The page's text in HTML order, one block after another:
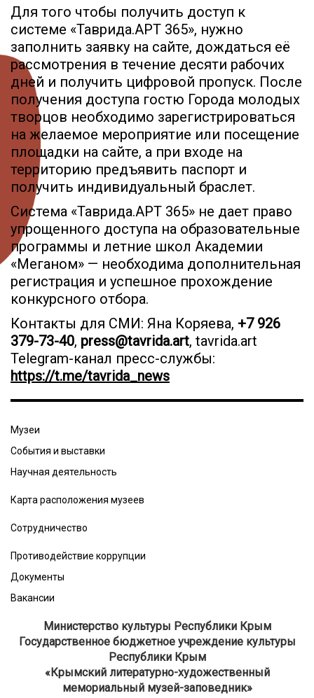
Для того чтобы получить доступ к
системе «Таврида.АРТ 365», нужно
заполнить заявку на сайте, дождаться её
рассмотрения в течение десяти рабочих
дней и получить цифровой пропуск. После
получения доступа гостю Города молодых
творцов необходимо зарегистрироваться
на желаемое мероприятие или посещение
площадки на сайте, а при входе на
территорию предъявить паспорт и
получить индивидуальный браслет.
Система «Таврида.АРТ 365» не дает право
упрощенного доступа на образовательные
программы и летние школ Академии
«Меганом» — необходима дополнительная
регистрация и успешное прохождение
конкурсного отбора.
Контакты для СМИ: Яна Коряева, +7 926
379-73-40, press@tavrida.art, tavrida.art
Telegram-канал пресс-службы:
https://t.me/tavrida_news
Музеи
События и выставки
Научная деятельность
Карта расположения музеев
Сотрудничество
Противодействие коррупции
Документы
Вакансии
Министерство культуры Республики Крым
Государственное бюджетное учреждение культуры
Республики Крым
​«Крымский литературно-художественный
мемориальный музей-заповедник»